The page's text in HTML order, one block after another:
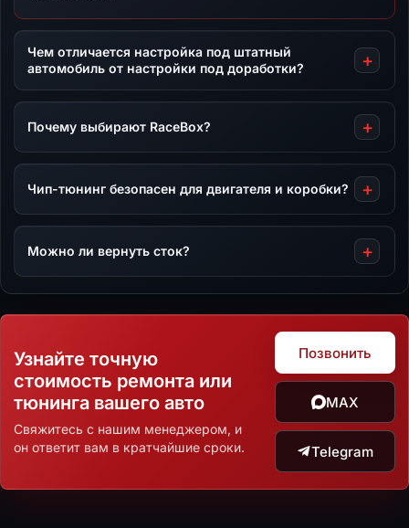
Чем отличается настройка под штатный
автомобиль от настройки под доработки?
Почему выбирают RaceBox?
Чип-тюнинг безопасен для двигателя и коробки?
Можно ли вернуть сток?
Узнайте точную
стоимость ремонта или
тюнинга вашего авто
Свяжитесь с нашим менеджером, и
он ответит вам в кратчайшие сроки.
Позвонить
MAX
Telegram